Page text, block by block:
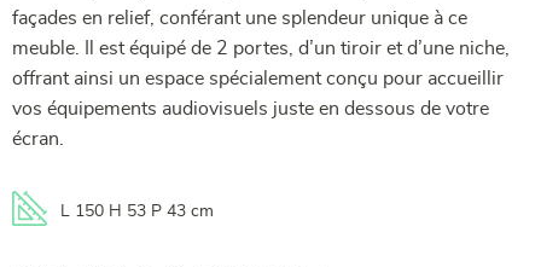
façades en relief, conférant une splendeur unique à ce
meuble. Il est équipé de 2 portes, d’un tiroir et d’une niche,
offrant ainsi un espace spécialement conçu pour accueillir
vos équipements audiovisuels juste en dessous de votre
écran.
L 150 H 53 P 43 cm